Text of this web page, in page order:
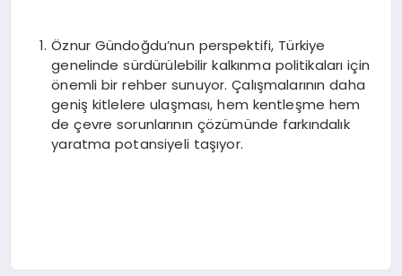
Öznur Gündoğdu’nun perspektifi, Türkiye
genelinde sürdürülebilir kalkınma politikaları için
önemli bir rehber sunuyor. Çalışmalarının daha
geniş kitlelere ulaşması, hem kentleşme hem
de çevre sorunlarının çözümünde farkındalık
yaratma potansiyeli taşıyor.